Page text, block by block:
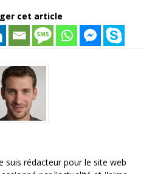
cet article
suis rédacteur pour le site web